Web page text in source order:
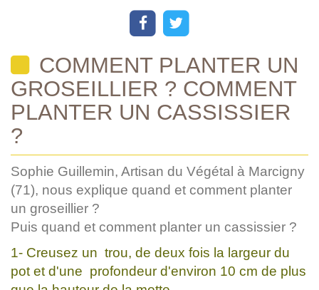
COMMENT PLANTER UN
GROSEILLIER ? COMMENT
PLANTER UN CASSISSIER
?
Sophie Guillemin, Artisan du Végétal à Marcigny
(71), nous explique quand et comment planter
un groseillier ?
Puis quand et comment planter un cassissier ?
1- Creusez un trou, de deux fois la largeur du
pot et d'une profondeur d'environ 10 cm de plus